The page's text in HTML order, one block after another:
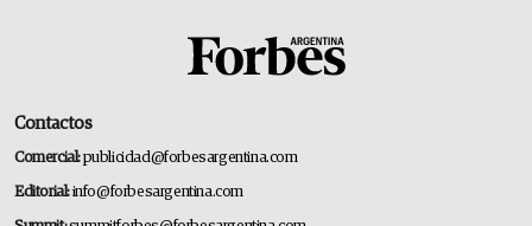
Contactos
Comercial:publicidad@forbesargentina.com
Editorial:info@forbesargentina.com